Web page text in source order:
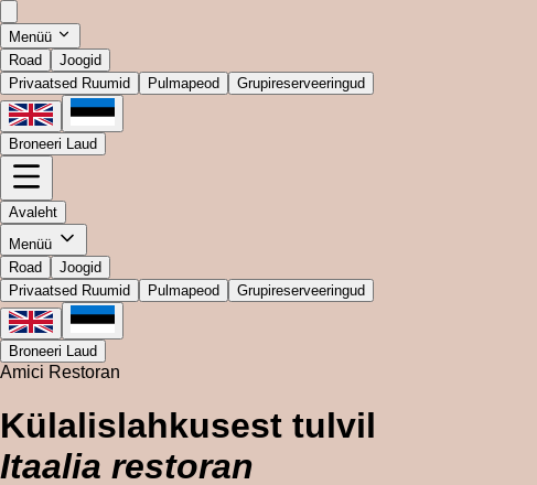
Menüü
Road
Joogid
Privaatsed Ruumid
Pulmapeod Grupireserveeringud
Broneeri Laud
Avaleht
Menüü
Road
Joogid
Privaatsed Ruumid
Pulmapeod Grupireserveeringud
Broneeri Laud
Amici Restoran
Külalislahkusest tulvil
Itaalia restoran